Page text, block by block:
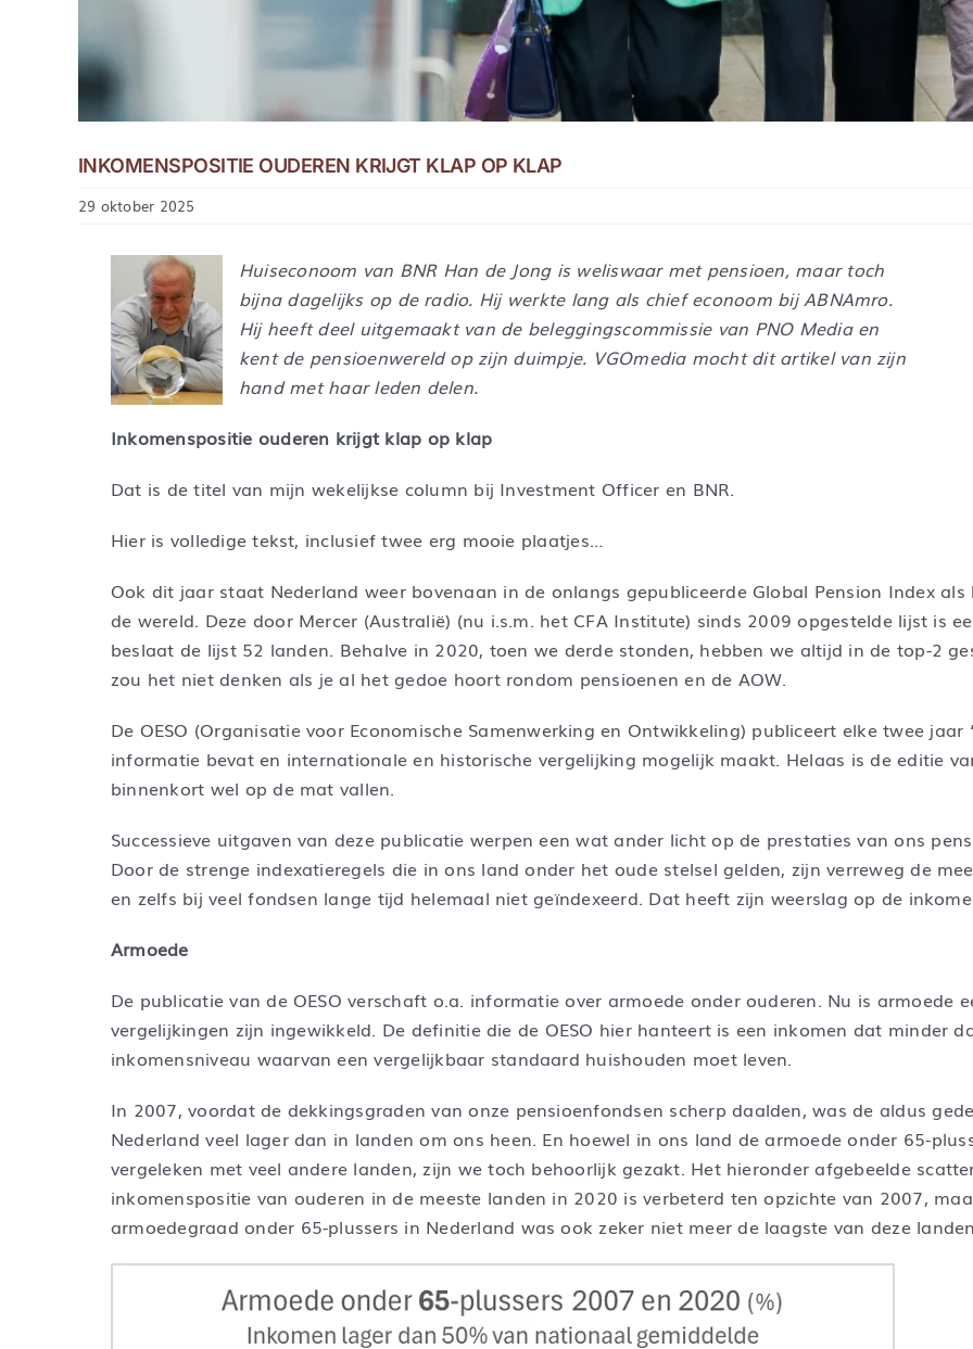
INKOMENSPOSITIE OUDEREN KRIJGT KLAP OP KLAP
29 oktober 2025
Huiseconoom van BNR Han de Jong is weliswaar met pensioen, maar toch
bijna dagelijks op de radio. Hij werkte lang als chief econoom bij ABNAmro.
Hij heeft deel uitgemaakt van de beleggingscommissie van PNO Media en
kent de pensioenwereld op zijn duimpje. VGOmedia mocht dit artikel van zijn
hand met haar leden delen.
Inkomenspositie ouderen krijgt klap op klap
Dat is de titel van mijn wekelijkse column bij Investment Officer en BNR.
Hier is volledige tekst, inclusief twee erg mooie plaatjes…
Ook dit jaar staat Nederland weer bovenaan in de onlangs gepubliceerde Global Pension Index
de wereld. Deze door Mercer (Australië) (nu i.s.m. het CFA Institute) sinds 2009 opgestelde lijst is
beslaat de lijst 52 landen. Behalve in 2020, toen we derde stonden, hebben we altijd in de top-2
zou het niet denken als je al het gedoe hoort rondom pensioenen en de AOW.
De OESO (Organisatie voor Economische Samenwerking en Ontwikkeling) publiceert elke twee jaar
informatie bevat en internationale en historische vergelijking mogelijk maakt. Helaas is de editie
binnenkort wel op de mat vallen.
Successieve uitgaven van deze publicatie werpen een wat ander licht op de prestaties van ons
Door de strenge indexatieregels die in ons land onder het oude stelsel gelden, zijn verreweg de
en zelfs bij veel fondsen lange tijd helemaal niet geïndexeerd. Dat heeft zijn weerslag op de
Armoede
De publicatie van de OESO verschaft o.a. informatie over armoede onder ouderen. Nu is armoede
vergelijkingen zijn ingewikkeld. De definitie die de OESO hier hanteert is een inkomen dat minder
inkomensniveau waarvan een vergelijkbaar standaard huishouden moet leven.
In 2007, voordat de dekkingsgraden van onze pensioenfondsen scherp daalden, was de aldus
Nederland veel lager dan in landen om ons heen. En hoewel in ons land de armoede onder 65-
vergeleken met veel andere landen, zijn we toch behoorlijk gezakt. Het hieronder afgebeelde
inkomenspositie van ouderen in de meeste landen in 2020 is verbeterd ten opzichte van 2007,
armoedegraad onder 65-plussers in Nederland was ook zeker niet meer de laagste van deze